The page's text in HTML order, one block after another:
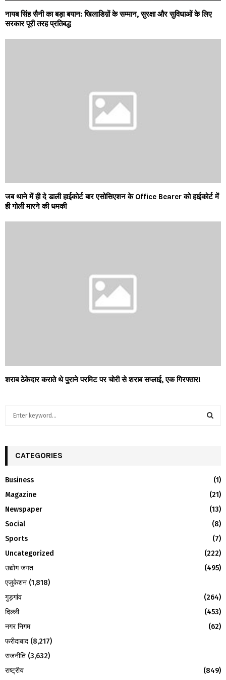
नायब सिंह सैनी का बड़ा बयान: खिलाडिय़ों के सम्मान, सुरक्षा और सुविधाओं के लिए
सरकार पूरी तरह प्रतिबद्ध
जब थाने में ही दे डाली हाईकोर्ट बार एसोसिएशन के Office Bearer को हाईकोर्ट में
ही गोली मारने की धमकी
शराब ठेकेदार कराते थे पुराने परमिट पर चोरी से शराब सप्लाई, एक गिरफ्तार!
h
o
r
:
R
CATEGORIES
Business
(1)
Magazine
(21)
Newspaper
(13)
Social
(8)
Sports
(7)
Uncategorized
(222)
उद्योग जगत
(495)
एजुकेशन (1,818)
गुड़गांव
(264)
दिल्ली
(453)
नगर निगम
(62)
फरीदाबाद (8,217)
राजनीति (3,632)
राष्ट्रीय
(849)